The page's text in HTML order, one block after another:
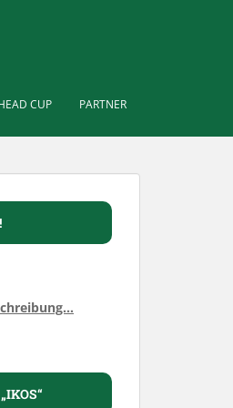
CUP PARTNER